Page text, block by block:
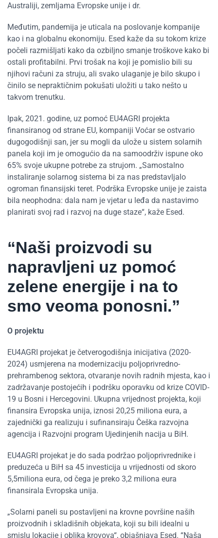
Australiji, zemljama Evropske unije i dr.
Međutim, pandemija je uticala na poslovanje kompanije
kao i na globalnu ekonomiju. Esed kaže da su tokom krize
počeli razmišljati kako da ozbiljno smanje troškove kako bi
ostali profitabilni. Prvi trošak na koji je pomislio bili su
njihovi računi za struju, ali svako ulaganje je bilo skupo i
činilo se nepraktičnim pokušati uložiti u tako nešto u
takvom trenutku.
Ipak, 2021. godine, uz pomoć EU4AGRI projekta
finansiranog od strane EU, kompaniji Voćar se ostvario
dugogodišnji san, jer su mogli da ulože u sistem solarnih
panela koji im je omogućio da na samoodrživ ispune oko
65% svoje ukupne potrebe za strujom. „Samostalno
instaliranje solarnog sistema bi za nas predstavljalo
ogroman finansijski teret. Podrška Evropske unije je zaista
bila neophodna: dala nam je vjetar u leđa da nastavimo
planirati svoj rad i razvoj na duge staze“, kaže Esed.
“Naši proizvodi su
napravljeni uz pomoć
zelene energije i na to
smo veoma ponosni.”
O projektu
EU4AGRI projekat je četverogodišnja inicijativa (2020-
2024) usmjerena na modernizaciju poljoprivredno-
prehrambenog sektora, otvaranje novih radnih mjesta, kao i
zadržavanje postojećih i podršku oporavku od krize COVID-
19 u Bosni i Hercegovini. Ukupna vrijednost projekta, koji
finansira Evropska unija, iznosi 20,25 miliona eura, a
zajednički ga realizuju i sufinansiraju Češka razvojna
agencija i Razvojni program Ujedinjenih nacija u BiH.
EU4AGRI projekat je do sada podržao poljoprivrednike i
preduzeća u BiH sa 45 investicija u vrijednosti od skoro
5,5miliona eura, od čega je preko 3,2 miliona eura
finansirala Evropska unija.
„Solarni paneli su postavljeni na krovne površine naših
proizvodnih i skladišnih objekata, koji su bili idealni u
smislu lokacije i oblika krovova“, objašnjava Esed. “Naša